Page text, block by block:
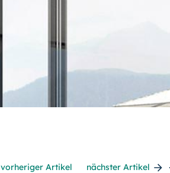
vorheriger Artikel nächster Artikel